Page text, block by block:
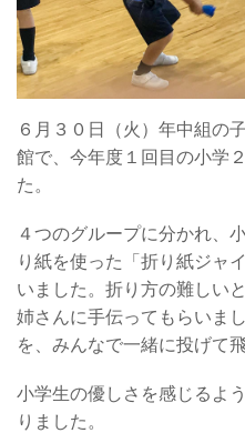
６月３０日（火）年中組の
館で、今年度１回目の小学
た。
４つのグループに分かれ、
り紙を使った「折り紙ジャ
いました。折り方の難しい
姉さんに手伝ってもらいま
を、みんなで一緒に投げて
小学生の優しさを感じるよ
りました。